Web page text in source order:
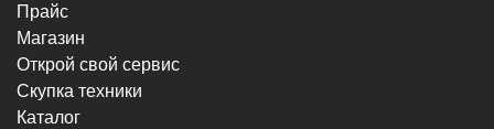
Прайс
Магазин
Открой свой сервис
Скупка техники
Каталог